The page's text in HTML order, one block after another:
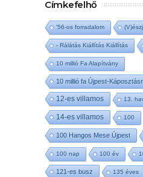
Címkefelhő
'56-os forradalom
- Rálátás Kiállítás Kiállítás
10 millió Fa Alapítvány
10 millió fa Újpest-
12-es villamos 13.
14-es villamos 100
100 Hangos Mese Újpest
100 nap 100 év
121-es busz 135 éves